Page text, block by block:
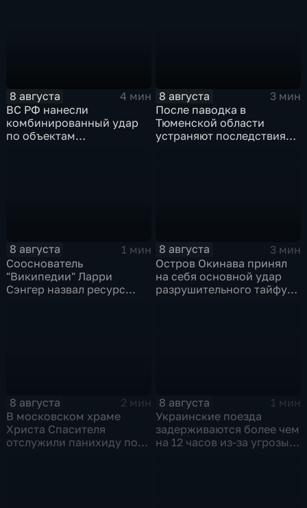
8 августа
4 мин
ВС РФ нанесли
комбинированный удар
по объектам
8 августа
3 мин
После паводка в
Тюменской области
устраняют последствия
8 августа
1 мин
Сооснователь
"Википедии" Ларри
Сэнгер назвал ресурс
8 августа
3 мин
Остров Окинава принял
на себя основной удар
разрушительного тайфуна
8 августа
2 мин
В московском храме
Христа Спасителя
отслужили панихиду по
8 августа
1 мин
Украинские поезда
задерживаются более чем
на 12 часов из-за угрозы